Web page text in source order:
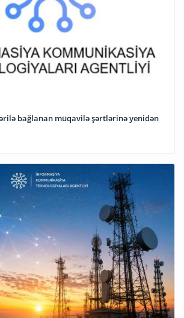
bağlanan müqavilə şərtlərinə yenidən